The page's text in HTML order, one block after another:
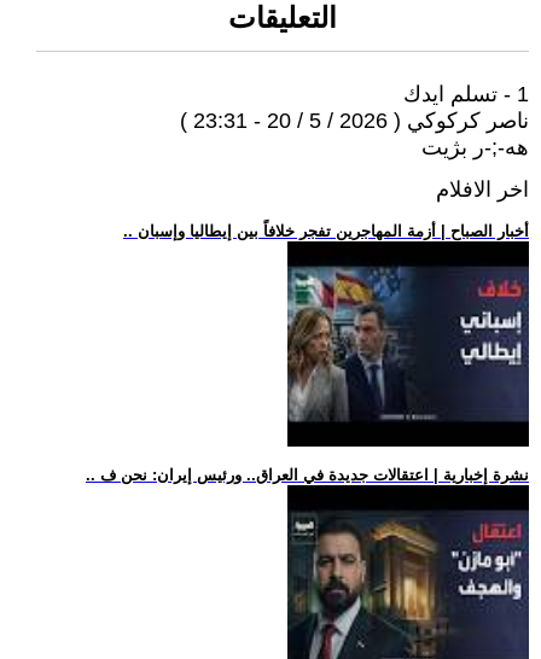
التعليقات
1 - تسلم ايدك
ناصر كركوكي ( 2026 / 5 / 20 - 23:31 )
هە-;-ر بژيت
اخر الافلام
.. أخبار الصباح | أزمة المهاجرين تفجر خلافاً بين إيطاليا وإسبان
.. نشرة إخبارية | اعتقالات جديدة في العراق.. ورئيس إيران: نحن ف